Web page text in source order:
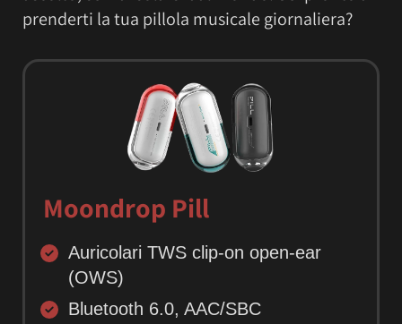
prenderti la tua pillola musicale giornaliera?
Moondrop Pill
Auricolari TWS clip-on open-ear
(OWS)
Bluetooth 6.0, AAC/SBC